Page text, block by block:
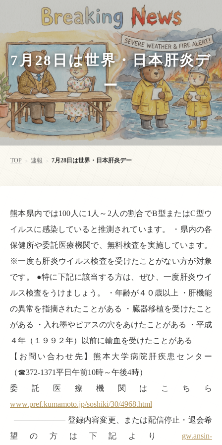
7月28日は世界・日本肝炎デ
ー
TOP > 速報 > 7月28日は世界・日本肝炎デー
熊本県内では100人に1人～2人の割合でB型またはC型ウ
イルスに感染していると推測されています。 ・県内の各
保健所や委託医療機関で、無料検査を実施しています。
※一度も肝炎ウイルス検査を受けたことがない方が対象
です。 ●特に下記に該当する方は、ぜひ、一度肝炎ウイ
ルス検査をうけましょう。 ・年齢が４０歳以上 ・肝機能
の異常を指摘されたことがある ・臓器移植を受けたこと
がある ・入れ墨やピアスの穴をあけたことがある ・平成
４年（１９９２年）以前に輸血を受けたことがある
【お問い合わせ先】熊本大学病院肝疾患センター
（☎372-1371平日午前10時～午後4時）
委託医療機関はこちら
www.pref.kumamoto.jp/soshiki/30/4968.html
——————– 登録内容変更、または配信停止・退会希
望の方は下記より gw.ansin-